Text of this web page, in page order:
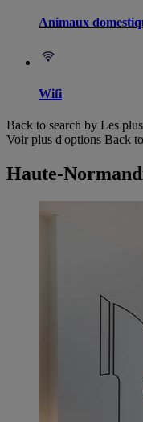
Animaux
Wifi
Back to search by Les
Voir plus d'options Back
Haute-